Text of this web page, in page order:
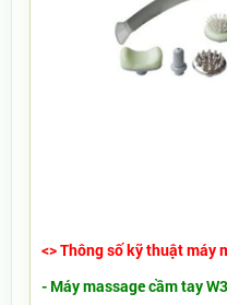
<> Thông số kỹ thuật máy
- Máy massage cầm tay